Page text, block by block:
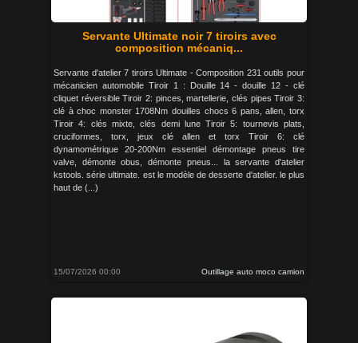
Servante Ultimate noir 7 tiroirs avec
composition mécaniq...
Servante d'atelier 7 tiroirs Ultimate - Composition 231 outils pour
mécanicien automobile Tiroir 1 : Douille 14 - douille 12 - clé
cliquet réversible Tiroir 2: pinces, martellerie, clés pipes Tiroir 3:
clé à choc monster 1708Nm douilles chocs 6 pans, allen, torx
Tiroir 4: clés mixte, clés demi lune Tiroir 5: tournevis plats,
cruciformes, torx, jeux clé allen et torx Tiroir 6: clé
dynamométrique 20-200Nm essentiel démontage pneus tire
valve, démonte obus, démonte pneus... la servante d'atelier
kstools. série ultimate. est le modèle de desserte d'atelier. le plus
haut de (...)
15/07/2026 00:00 Outillage auto moco camion